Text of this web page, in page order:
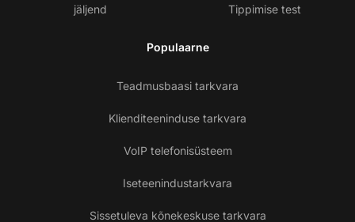
jäljend Tippimise test
Populaarne
Teadmusbaasi tarkvara
Klienditeeninduse tarkvara
VoIP telefonisüsteem
Iseteenindustarkvara
Sissetuleva kõnekeskuse tarkvara